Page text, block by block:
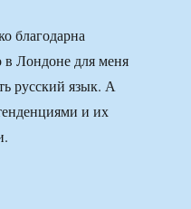
благодарна
в Лондоне для меня
русский язык. А
и их